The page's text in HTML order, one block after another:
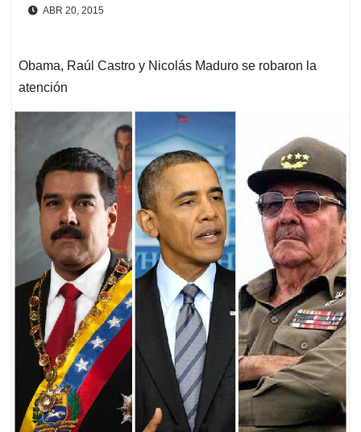
ABR 20, 2015
Obama, Raúl Castro y Nicolás Maduro se robaron la
atención